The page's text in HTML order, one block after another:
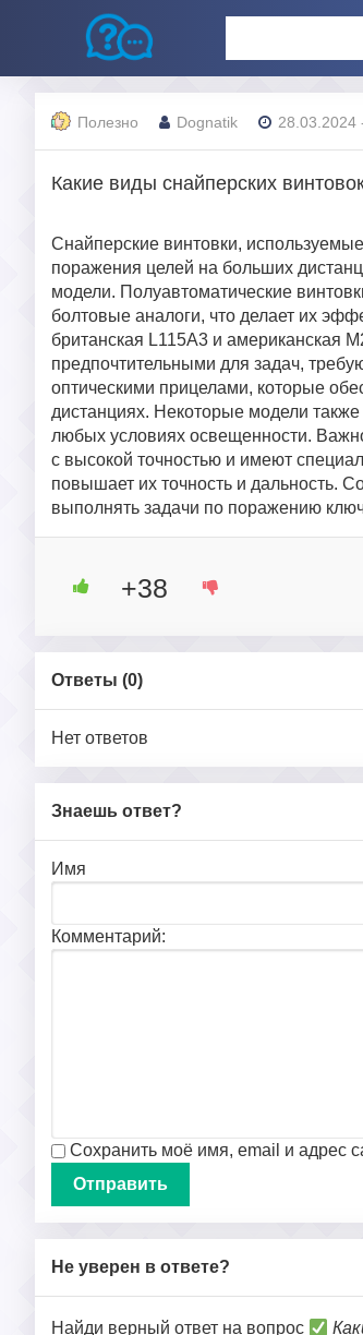
Полезно Dognatik 28.03.2024
Какие виды снайперских
Снайперские винтовки,
поражения целей на больших
модели. Полуавтоматические
болтовые аналоги, что делает их
британская L115A3 и американская
предпочтительными для задач,
оптическими прицелами, которые
дистанциях. Некоторые модели
любых условиях освещенности.
с высокой точностью и имеют
повышает их точность и дальность.
выполнять задачи по поражению
+38
Ответы (0)
Нет ответов
Знаешь ответ?
Имя
Комментарий:
Сохранить моё имя, email и адрес
Не уверен в ответе?
Найди верный ответ на вопрос